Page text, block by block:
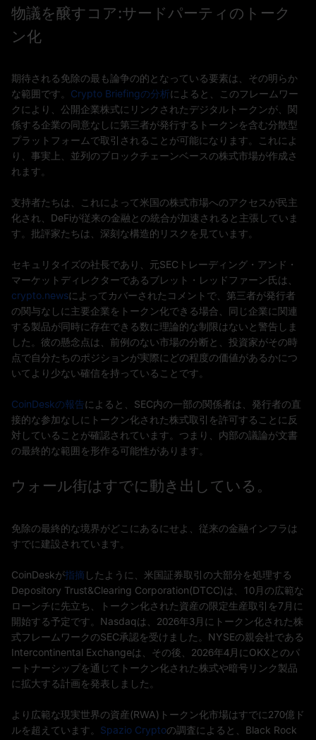
物議を醸すコア:サードパーティのトーク
ン化
期待される免除の最も論争の的となっている要素は、その明らか
な範囲です。 Crypto Briefingの分析によると、このフレームワー
クにより、公開企業株式にリンクされたデジタルトークンが、関
係する企業の同意なしに第三者が発行するトークンを含む分散型
プラットフォームで取引されることが可能になります。これによ
り、事実上、並列のブロックチェーンベースの株式市場が作成さ
れます。
支持者たちは、これによって米国の株式市場へのアクセスが民主
化され、DeFiが従来の金融との統合が加速されると主張していま
す。批評家たちは、深刻な構造的リスクを見ています。
セキュリタイズの社長であり、元SECトレーディング・アンド・
マーケットディレクターであるブレット・レッドファーン氏は、
crypto.newsによってカバーされたコメントで、第三者が発行者
の関与なしに主要企業をトークン化できる場合、同じ企業に関連
する製品が同時に存在できる数に理論的な制限はないと警告しま
した。彼の懸念点は、前例のない市場の分断と、投資家がその時
点で自分たちのポジションが実際にどの程度の価値があるかにつ
いてより少ない確信を持っていることです。
CoinDeskの報告によると、SEC内の一部の関係者は、発行者の直
接的な参加なしにトークン化された株式取引を許可することに反
対していることが確認されています。つまり、内部の議論が文書
の最終的な範囲を形作る可能性があります。
ウォール街はすでに動き出している。
免除の最終的な境界がどこにあるにせよ、従来の金融インフラは
すでに建設されています。
CoinDeskが指摘 したように、米国証券取引の大部分を処理する
Depository Trust&Clearing Corporation(DTCC)は、10月の広範な
ローンチに先立ち、トークン化された資産の限定生産取引を7月に
開始する予定です。Nasdaqは、2026年3月にトークン化された株
式フレームワークのSEC承認を受けました。NYSEの親会社である
Intercontinental Exchangeは、その後、2026年4月にOKXとのパ
ートナーシップを通じてトークン化された株式や暗号リンク製品
に拡大する計画を発表しました。
より広範な現実世界の資産(RWA)トークン化市場はすでに270億ド
ルを超えています。 Spazio Cryptoの調査によると、Black Rock